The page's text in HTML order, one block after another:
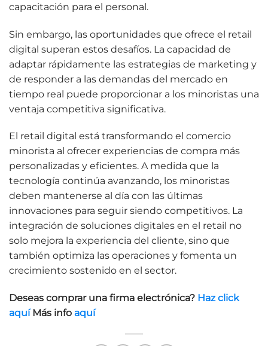
capacitación para el personal.
Sin embargo, las oportunidades que ofrece el retail
digital superan estos desafíos. La capacidad de
adaptar rápidamente las estrategias de marketing y
de responder a las demandas del mercado en
tiempo real puede proporcionar a los minoristas una
ventaja competitiva significativa.
El retail digital está transformando el comercio
minorista al ofrecer experiencias de compra más
personalizadas y eficientes. A medida que la
tecnología continúa avanzando, los minoristas
deben mantenerse al día con las últimas
innovaciones para seguir siendo competitivos. La
integración de soluciones digitales en el retail no
solo mejora la experiencia del cliente, sino que
también optimiza las operaciones y fomenta un
crecimiento sostenido en el sector.
Deseas comprar una firma electrónica? Haz click
aquíMás info aquí